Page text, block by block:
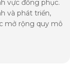
vực đồng phục.
và phát triển,
mở rộng quy mô